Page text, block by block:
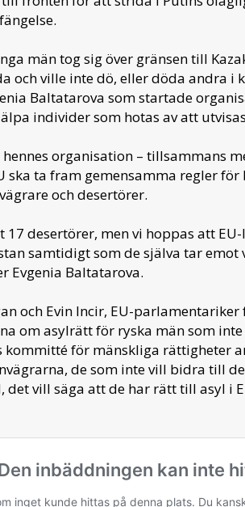
män tog sig över gränsen till
och ville inte dö, eller döda andra i
Baltatarova som startade
individer som hotas av att
organisation – tillsammans
ska ta fram gemensamma regler
och desertörer.
desertörer, men vi hoppas att EU-
samtidigt som de själva tar
Evgenia Baltatarova.
och Evin Incir, EU-
om asylrätt för ryska män som
kommitté för mänskliga rättigheter
de som inte vill bidra till
vill säga att de har rätt till asyl i